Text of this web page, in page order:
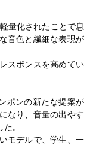
量化されたことで息
音色と繊細な表現が
スポンスを高めてい
ポンの新たな提案が
なり、音量の出やす
。
モデルで、学生、一